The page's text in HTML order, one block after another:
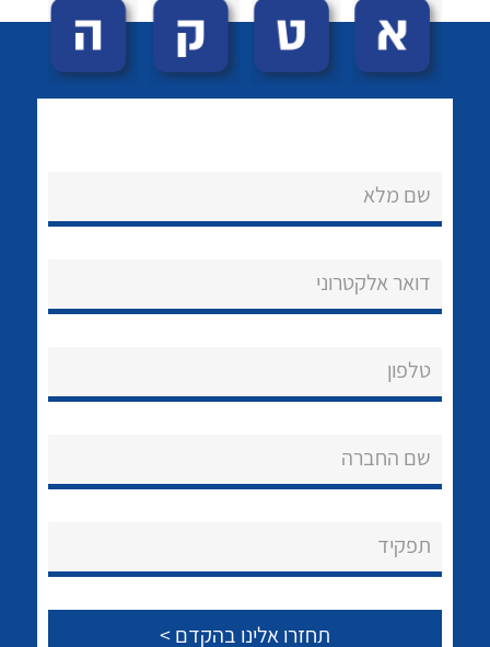
הצוות שלנו
שירותי תמיכה
לכל מוצרי היצרן לכל מוצרי היצרן
שם מלא
דואר אלקטרוני
טלפון
שם החברה
תפקיד